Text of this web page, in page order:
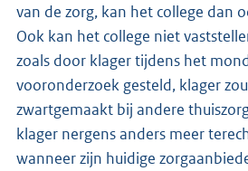
van de zorg, kan het college dan
Ook kan het college niet
zoals door klager tijdens het
vooronderzoek gesteld, klager
zwartgemaakt bij andere
klager nergens anders meer
wanneer zijn huidige